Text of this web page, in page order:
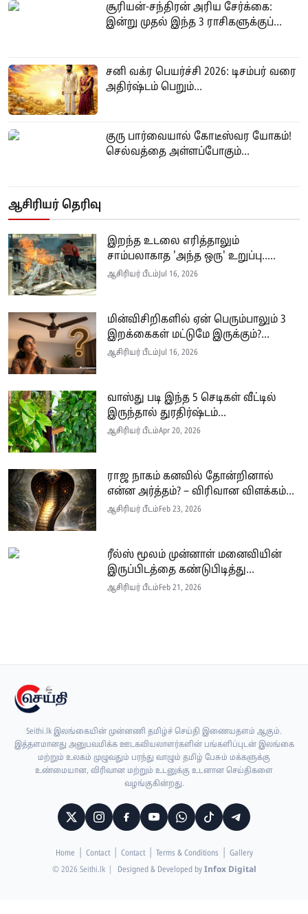
சூரியன்-சந்திரன் அரிய சேர்க்கை:
இன்று முதல் இந்த 3 ராசிகளுக்குப்...
சனி வக்ர பெயர்ச்சி 2026: டிசம்பர் வரை
அதிர்ஷ்டம் பெறும்...
குரு பார்வையால் கோடீஸ்வர யோகம்!
செல்வத்தை அள்ளப்போகும்...
ஆசிரியர் தெரிவு
இறந்த உடலை எரித்தாலும்
சாம்பலாகாத 'அந்த ஒரு' உறுப்பு.....
ஆசிரியர் பீடம் Jul 16, 2026
மின்விசிறிகளில் ஏன் பெரும்பாலும் 3
இறக்கைகள் மட்டுமே இருக்கும்?...
ஆசிரியர் பீடம் Jul 16, 2026
வாஸ்து படி இந்த 5 செடிகள் வீட்டில்
இருந்தால் துரதிர்ஷ்டம்...
ஆசிரியர் பீடம்Apr 20, 2026
ராஜ நாகம் கனவில் தோன்றினால்
என்ன அர்த்தம்? – விரிவான விளக்கம்...
ஆசிரியர் பீடம்Feb 23, 2026
ரீல்ஸ் மூலம் முன்னாள் மனைவியின்
இருப்பிடத்தை கண்டுபிடித்து...
ஆசிரியர் பீடம்Feb 21, 2026
Seithi.lk இலங்கையின் முன்னணி தமிழ்ச் செய்தி இணையதளம் ஆகும்.
இத்தளமானது அனுபவமிக்க ஊடகவியலாளர்களின் பங்களிப்புடன் இலங்கை
மற்றும் உலகம் முழுவதும் பரந்து வாழும் தமிழ் பேசும் மக்களுக்கு
உண்மையான, விரிவான மற்றும் உடனுக்கு உடனான செய்திகளை
வழங்குகின்றது.
Home Contact Contact Terms & Conditions
Gallery
© 2026 Seithi.lk
Designed & Developed by Infox Digital